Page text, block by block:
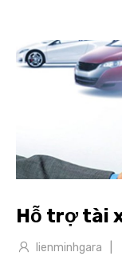
Hỗ trợ tài
lienminhgara